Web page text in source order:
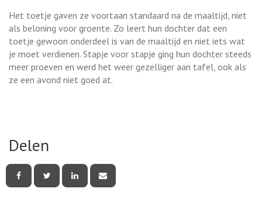
Het toetje gaven ze voortaan standaard na de maaltijd, niet
als beloning voor groente. Zo leert hun dochter dat een
toetje gewoon onderdeel is van de maaltijd en niet iets wat
je moet verdienen. Stapje voor stapje ging hun dochter steeds
meer proeven en werd het weer gezelliger aan tafel, ook als
ze een avond niet goed at.
Delen
deze deze deze deze